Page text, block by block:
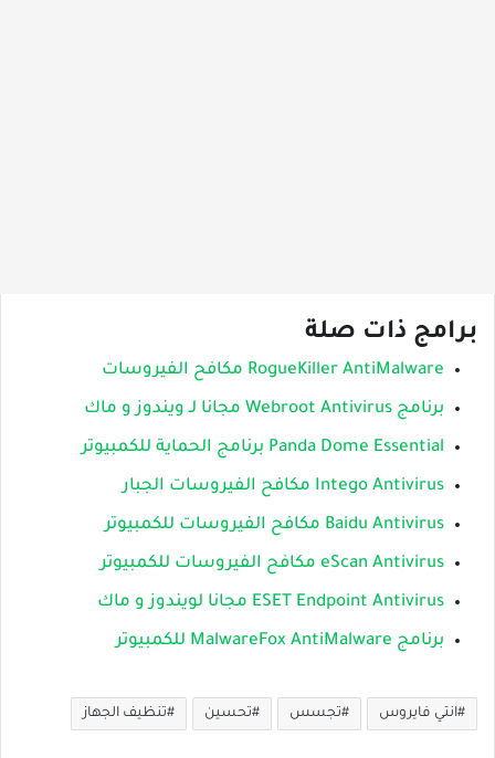
برامج ذات صلة
RogueKiller AntiMalware مكافح الفيروسات
برنامج Webroot Antivirus مجانا لـ ويندوز و ماك
Panda Dome Essential برنامج الحماية للكمبيوتر
Intego Antivirus مكافح الفيروسات الجبار
Baidu Antivirus مكافح الفيروسات للكمبيوتر
eScan Antivirus مكافح الفيروسات للكمبيوتر
ESET Endpoint Antivirus مجانا لويندوز و ماك
برنامج MalwareFox AntiMalware للكمبيوتر
انتي فايروس تجسس تحسين تنظيف الجهاز